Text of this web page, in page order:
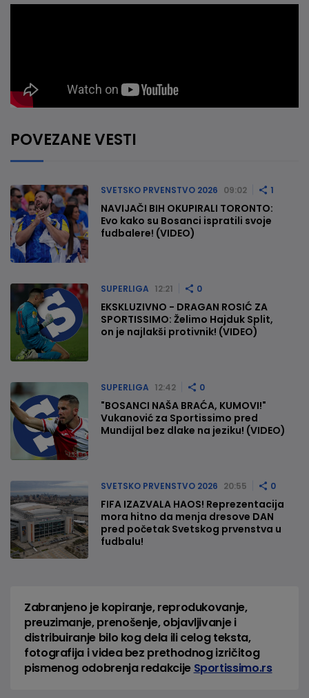
POVEZANE VESTI
SVETSKO PRVENSTVO 2026 09:02 1
NAVIJAČI BIH OKUPIRALI TORONTO:
Evo kako su Bosanci ispratili svoje
fudbalere! (VIDEO)
SUPERLIGA 12:21 0
EKSKLUZIVNO - DRAGAN ROSIĆ ZA
SPORTISSIMO: Želimo Hajduk Split,
on je najlakši protivnik! (VIDEO)
SUPERLIGA 12:42 0
"BOSANCI NAŠA BRAĆA, KUMOVI!"
Vukanović za Sportissimo pred
Mundijal bez dlake na jeziku! (VIDEO)
SVETSKO PRVENSTVO 2026 20:55 0
FIFA IZAZVALA HAOS! Reprezentacija
mora hitno da menja dresove DAN
pred početak Svetskog prvenstva u
fudbalu!
Zabranjeno je kopiranje, reprodukovanje,
preuzimanje, prenošenje, objavljivanje i
distribuiranje bilo kog dela ili celog teksta,
fotografija i videa bez prethodnog izričitog
pismenog odobrenja redakcije Sportissimo.rs